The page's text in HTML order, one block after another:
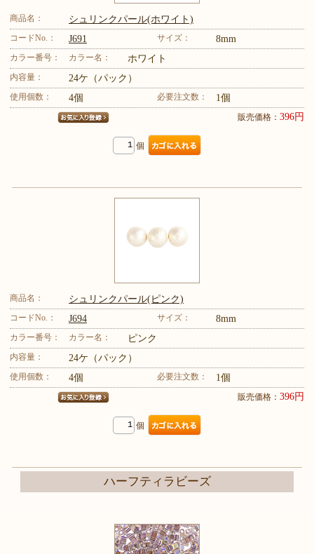
商品名： シュリンクパール(ホワイト)
コードNo.： J691 サイズ： 8mm
カラー番号： カラー名： ホワイト
内容量： 24ケ（パック）
使用個数： 4個 必要注文数： 1個
販売価格： 396円
個
商品名： シュリンクパール(ピンク)
コードNo.： J694 サイズ： 8mm
カラー番号： カラー名： ピンク
内容量： 24ケ（パック）
使用個数： 4個 必要注文数： 1個
販売価格： 396円
個
ハーフティラビーズ